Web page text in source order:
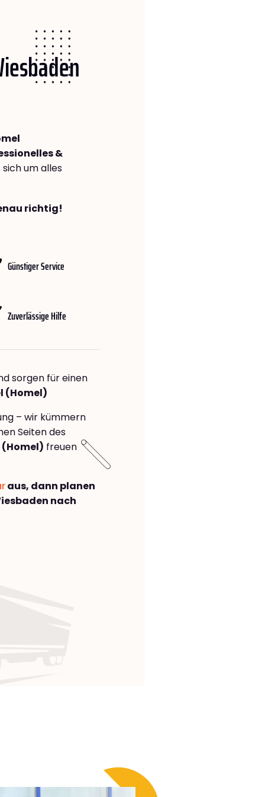
&
sich um alles
richtig!
Günstiger Service
Zuverlässige Hilfe
sorgen für einen
(Homel)
– wir kümmern
Seiten des
(Homel) freuen
aus, dann planen
nach